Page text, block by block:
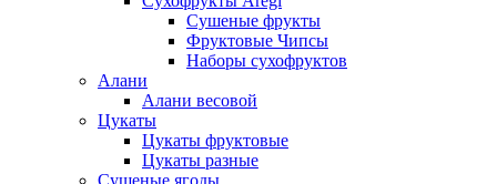
Сушеные фрукты
Фруктовые Чипсы
Наборы сухофруктов
Алани
Алани весовой
Цукаты
Цукаты фруктовые
Цукаты разные
Сушеные ягоды